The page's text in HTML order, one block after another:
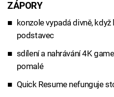
ZÁPORY
konzole vypadá divně,
podstavec
sdílení a nahrávání 4K
pomalé
Quick Resume nefunguje